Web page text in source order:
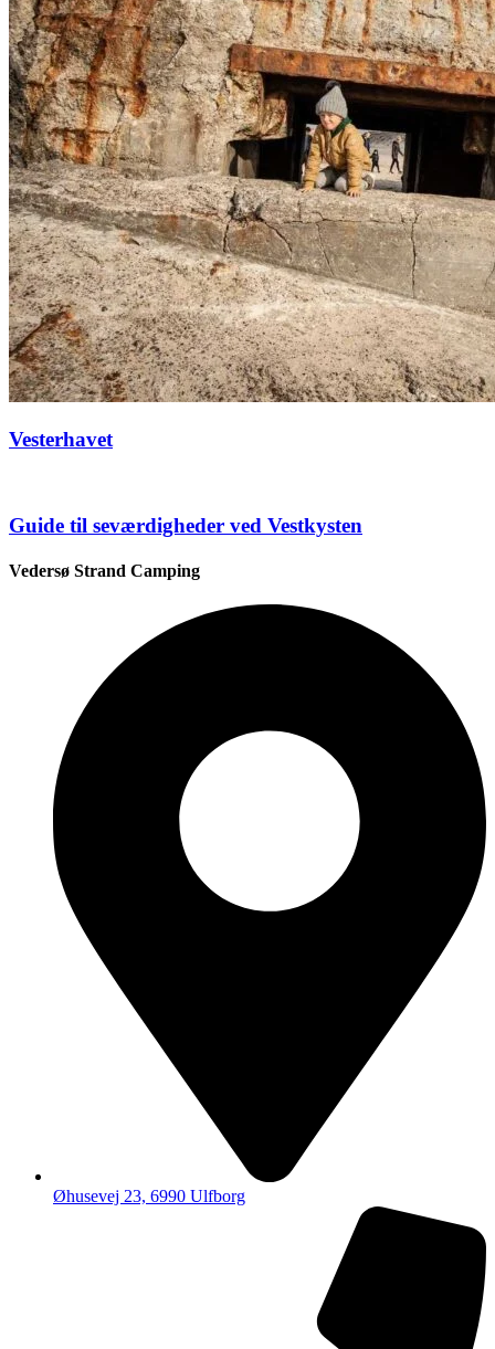
Vesterhavet
Guide til seværdigheder ved Vestkysten
Vedersø Strand Camping
Øhusevej 23, 6990 Ulfborg